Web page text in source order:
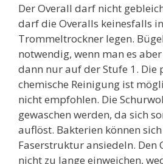
Der Overall darf nicht
darf die Overalls keinesfalls
Trommeltrockner legen.
notwendig, wenn man es
dann nur auf der Stufe 1. Die
chemische Reinigung ist
nicht empfohlen. Die
gewaschen werden, da sich
auflöst. Bakterien können
Faserstruktur ansiedeln. Den
nicht zu lange einweichen,